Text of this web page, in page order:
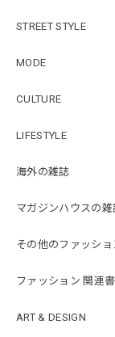
STREET STYLE
MODE
CULTURE
LIFESTYLE
海外の雑誌
マガジンハウスの雑
その他のファッショ
ファッション 関連
ART & DESIGN